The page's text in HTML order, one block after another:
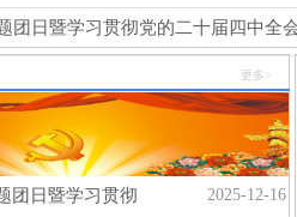
团日暨学习贯彻党的二十届四中全
更多 >
团日暨学习贯彻 2025-12-16